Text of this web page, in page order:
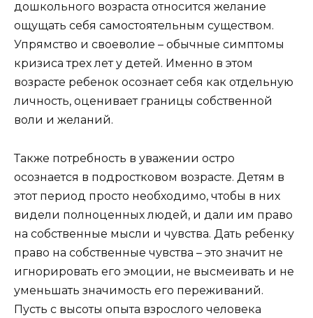
дошкольного возраста относится желание
ощущать себя самостоятельным существом.
Упрямство и своеволие – обычные симптомы
кризиса трех лет у детей. Именно в этом
возрасте ребенок осознает себя как отдельную
личность, оценивает границы собственной
воли и желаний.
Также потребность в уважении остро
осознается в подростковом возрасте. Детям в
этот период просто необходимо, чтобы в них
видели полноценных людей, и дали им право
на собственные мысли и чувства. Дать ребенку
право на собственные чувства – это значит не
игнорировать его эмоции, не высмеивать и не
уменьшать значимость его переживаний.
Пусть с высоты опыта взрослого человека